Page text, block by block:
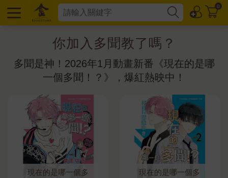
0
你加入多聞教了嗎？
多聞是神！2026年1月動畫新番《現在的是哪
一個多聞！？》，爆紅熱映中！
現在的是哪一個多
現在的是哪一個多